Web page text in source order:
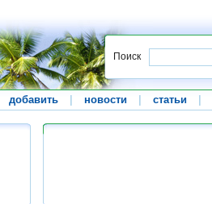
Поиск
добавить новости статьи